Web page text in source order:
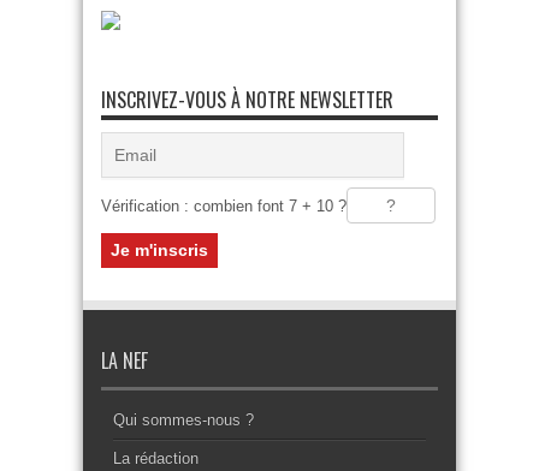
INSCRIVEZ-VOUS À NOTRE NEWSLETTER
Vérification : combien font 7 + 10 ?
LA NEF
Qui sommes-nous ?
La rédaction